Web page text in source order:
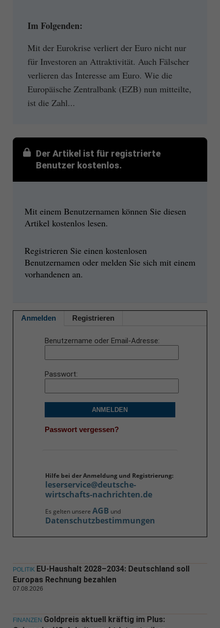
Im Folgenden:
Mit der Eurokrise verliert der Euro nicht nur
für Investoren an Attraktivität. Auch Fälscher
verlieren das Interesse am Euro. Wie die
Europäische Zentralbank (EZB) nun mitteilte,
ist die Zahl...
Der Artikel ist für registrierte
Benutzer kostenlos.
Mit einem Benutzernamen können Sie diesen
Artikel kostenlos lesen.
Registrieren Sie einen kostenlosen
Benutzernamen oder melden Sie sich mit einem
vorhandenen an.
Anmelden Registrieren
Benutzername oder Email-Adresse
Passwort
ANMELDEN
Passwort vergessen?
Hilfe bei der Anmeldung und Registrierung:
leserservice@deutsche-
wirtschafts-nachrichten.de
Es gelten unsere AGB und
Datenschutzbestimmungen
POLITIK EU-Haushalt 2028–2034: Deutschland soll
Europas Rechnung bezahlen
07.08.2026
FINANZEN Goldpreis aktuell kräftig im Plus: